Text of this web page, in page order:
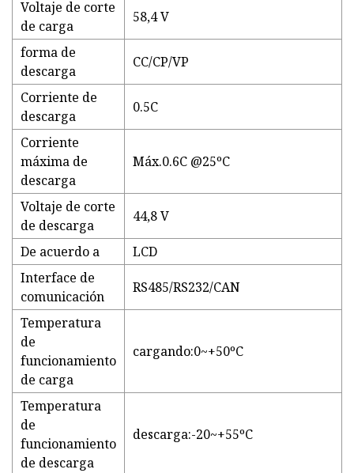
Voltaje de corte
de carga
58,4 V
forma de
descarga
CC/CP/VP
Corriente de
descarga
0.5C
Corriente
máxima de
descarga
Máx.0.6C @25ºC
Voltaje de corte
de descarga
44,8 V
De acuerdo a
LCD
Interface de
comunicación
RS485/RS232/CAN
Temperatura
de
funcionamiento
de carga
cargando:0~+50ºC
Temperatura
de
funcionamiento
de descarga
descarga:-20~+55ºC